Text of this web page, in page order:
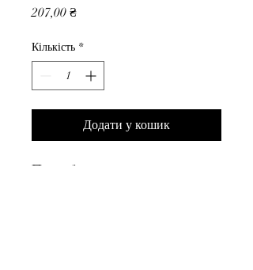
207,00 ₴Ціна
Кількість *
Додати у кошик
Патрубок радиатора